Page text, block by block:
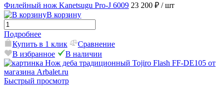
Филейный нож Kanetsugu Pro-J 6009 23 200 ₽ / шт
В корзину
Подробнее
Купить в 1 клик
Сравнение
В избранное
В наличии
Быстрый просмотр